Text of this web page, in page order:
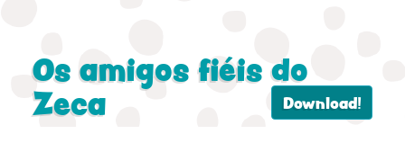
Natureza
Aventuras
Os amigos fiéis do
Zeca Download!